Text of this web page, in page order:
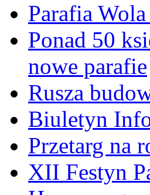
Parafia
Ponad 50
nowe parafie
Rusza
Biuletyn
Przetarg na
XII Festyn